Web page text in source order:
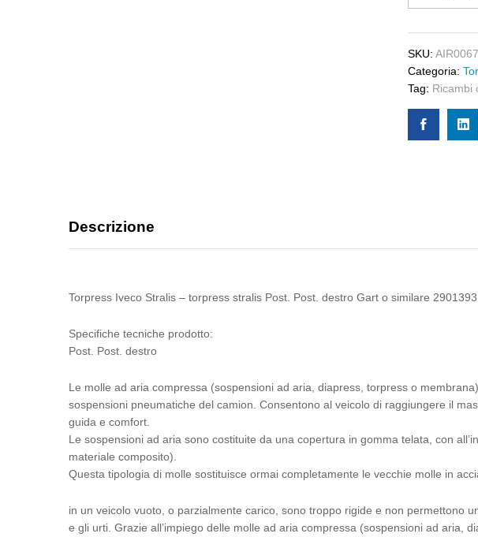
Iveco
SKU:AIR0067
Categoria:
Tag: Ricambi
Descrizione
Torpress Iveco Stralis – torpress stralis Post. Post. destro Gart o similare
Specifiche tecniche prodotto:
Post. Post. destro
Le molle ad aria compressa (sospensioni ad aria, diapress, torpress o
sospensioni pneumatiche del camion. Consentono al veicolo di raggiungere il
guida e comfort.
Le sospensioni ad aria sono costituite da una copertura in gomma telata, con
materiale composito).
Questa tipologia di molle sostituisce ormai completamente le vecchie molle in
in un veicolo vuoto, o parzialmente carico, sono troppo rigide e non permettono
e gli urti. Grazie all’impiego delle molle ad aria compressa (sospensioni ad aria,